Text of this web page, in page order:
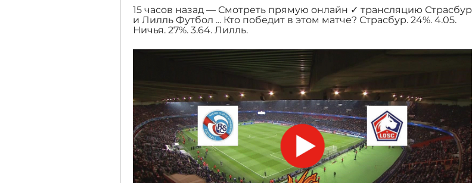
15 часов назад — Смотреть прямую онлайн ✓ трансляцию Страсбур
и Лилль Футбол ... Кто победит в этом матче? Страсбур. 24%. 4.05.
Ничья. 27%. 3.64. Лилль.